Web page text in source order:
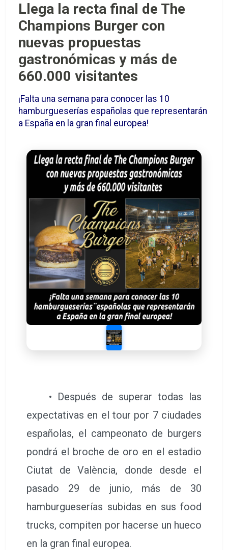
Llega la recta final de The
Champions Burger con
nuevas propuestas
gastronómicas y más de
660.000 visitantes
¡Falta una semana para conocer las 10
hamburgueserías españolas que representarán
a España en la gran final europea!
• Después de superar todas las
expectativas en el tour por 7 ciudades
españolas, el campeonato de burgers
pondrá el broche de oro en el estadio
Ciutat de València, donde desde el
pasado 29 de junio, más de 30
hamburgueserías subidas en sus food
trucks, compiten por hacerse un hueco
en la gran final europea.